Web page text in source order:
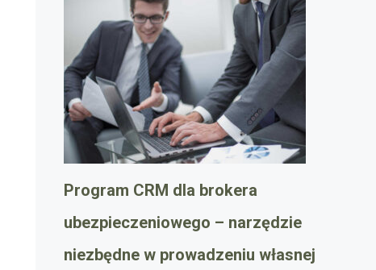
Program CRM dla brokera
ubezpieczeniowego – narzędzie
niezbędne w prowadzeniu własnej